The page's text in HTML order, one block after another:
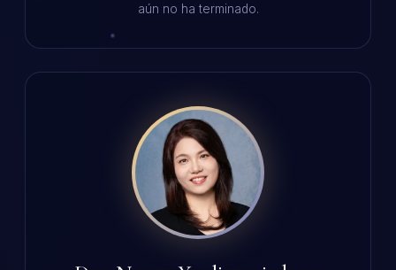
aún no ha terminado.